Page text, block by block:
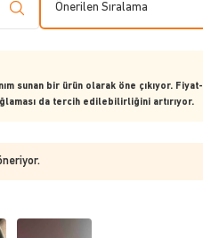
Önerilen Sıralama
sunan bir ürün olarak öne çıkıyor. Fiyat-
da tercih edilebilirliğini artırıyor.